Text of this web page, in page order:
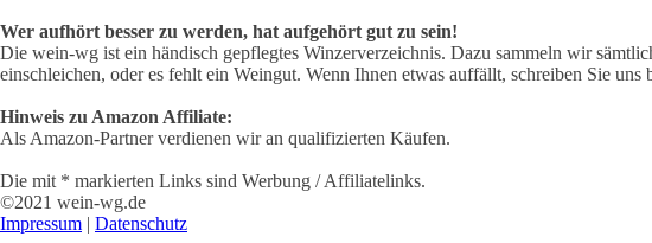
Wer aufhört besser zu werden, hat aufgehört gut zu sein!
Die wein-wg ist ein händisch gepflegtes Winzerverzeichnis. Dazu sammeln wir
einschleichen, oder es fehlt ein Weingut. Wenn Ihnen etwas auffällt, schreiben Sie uns
Hinweis zu Amazon Affiliate:
Als Amazon-Partner verdienen wir an qualifizierten Käufen.
Die mit * markierten Links sind Werbung / Affiliatelinks.
©2021 wein-wg.de
Impressum | Datenschutz